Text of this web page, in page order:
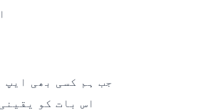
جب ہم کسی بھی ایپ